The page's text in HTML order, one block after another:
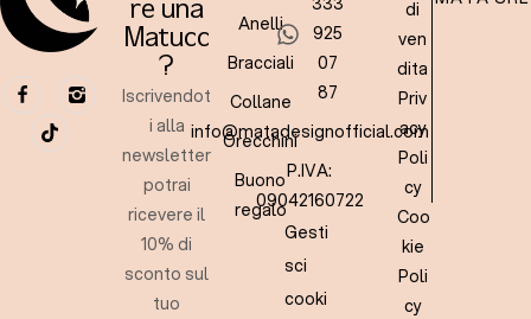
re una
Matucc
?
Iscrivendot
i alla
newsletter
potrai
ricevere il
10% di
sconto sul
tuo
Anelli
Bracciali
Collane
Orecchini
Buono
regalo
925
07
87
info@matadesignofficial.com
P.IVA:
09042160722
Gesti
sci
cooki
di
ven
dita
Priv
acy
Poli
cy
Coo
kie
Poli
cy